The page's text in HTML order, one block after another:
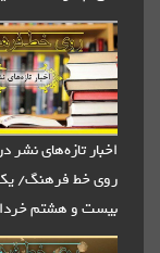
نشر در برنامه
فرهنگ/ یک‌شنبه
خردادماه+فایل